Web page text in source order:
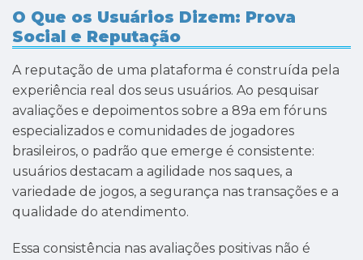
O Que os Usuários Dizem: Prova
Social e Reputação
A reputação de uma plataforma é construída pela
experiência real dos seus usuários. Ao pesquisar
avaliações e depoimentos sobre a 89a em fóruns
especializados e comunidades de jogadores
brasileiros, o padrão que emerge é consistente:
usuários destacam a agilidade nos saques, a
variedade de jogos, a segurança nas transações e a
qualidade do atendimento.
Essa consistência nas avaliações positivas não é